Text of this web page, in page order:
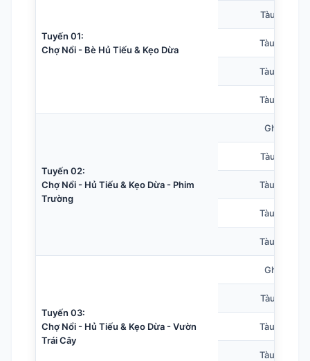
Tuyến 01:
Chợ Nổi - Bè Hủ Tiếu & Kẹo Dừa
Tàu 10 chỗ
Tàu 20 chỗ
Tàu 30 chỗ
Tàu 40 chỗ
Tuyến 02:
Chợ Nổi - Hủ Tiếu & Kẹo Dừa - Phim
Trường
Ghe nhỏ
Tàu 10 chỗ
Tàu 20 chỗ
Tàu 30 chỗ
Tàu 40 chỗ
Tuyến 03:
Chợ Nổi - Hủ Tiếu & Kẹo Dừa - Vườn
Trái Cây
Ghe nhỏ
Tàu 10 chỗ
Tàu 20 chỗ
Tàu 30 chỗ